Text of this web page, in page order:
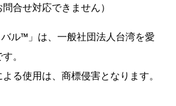
合せ対応できません）
ル™」は、一般社団法人台湾を愛
。
る使用は、商標侵害となります。